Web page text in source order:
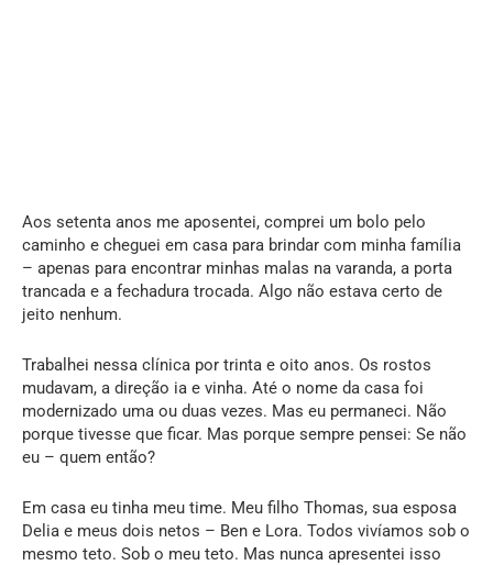
Aos setenta anos me aposentei, comprei um bolo pelo
caminho e cheguei em casa para brindar com minha família
– apenas para encontrar minhas malas na varanda, a porta
trancada e a fechadura trocada. Algo não estava certo de
jeito nenhum.
Trabalhei nessa clínica por trinta e oito anos. Os rostos
mudavam, a direção ia e vinha. Até o nome da casa foi
modernizado uma ou duas vezes. Mas eu permaneci. Não
porque tivesse que ficar. Mas porque sempre pensei: Se não
eu – quem então?
Em casa eu tinha meu time. Meu filho Thomas, sua esposa
Delia e meus dois netos – Ben e Lora. Todos vivíamos sob o
mesmo teto. Sob o meu teto. Mas nunca apresentei isso